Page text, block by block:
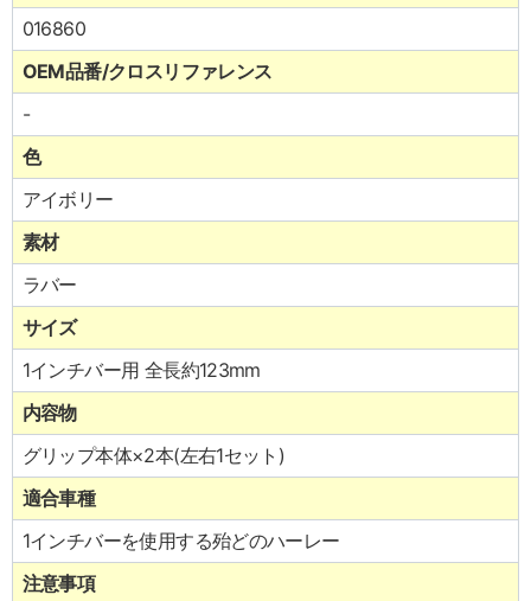
016860
OEM品番/クロスリファレンス
-
色
アイボリー
素材
ラバー
サイズ
1インチバー用 全長約123mm
内容物
グリップ本体×2本(左右1セット)
適合車種
1インチバーを使用する殆どのハーレー
注意事項